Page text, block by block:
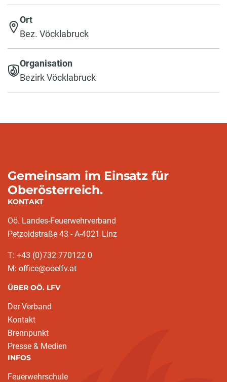
Ort
Bez. Vöcklabruck
Organisation
Bezirk Vöcklabruck
Gemeinsam im Einsatz für
Oberösterreich.
KONTAKT
Oö. Landes-Feuerwehrverband
Petzoldstraße 43 - A-4021 Linz
T: +43 (0)732 770122 0
M: office@ooelfv.at
ÜBER OÖ. LFV
Der Verband
Kontakt
Brennpunkt
Presse & Medien
INFOS
Feuerwehrschule